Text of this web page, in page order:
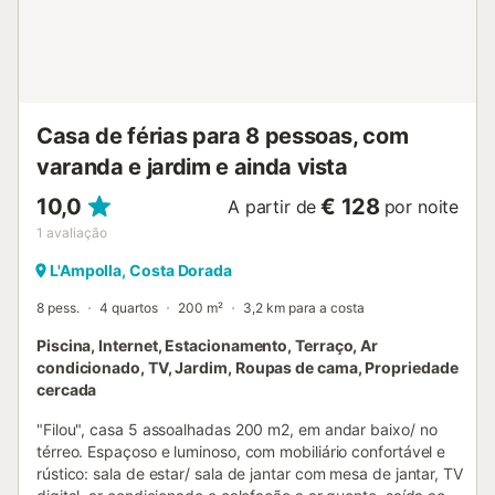
Casa de férias para 8 pessoas, com
varanda e jardim e ainda vista
10,0
1 avaliação
A partir de € 128 por noite
L'Ampolla, Costa Dorada
8 pess. 4 quartos 200 m² 3,2 km para a costa
Piscina, Internet, Estacionamento, Terraço, Ar
condicionado, TV, Jardim, Roupas de cama, Propriedade
cercada
"Filou", casa 5 assoalhadas 200 m2, em andar baixo/ no
térreo. Espaçoso e luminoso, com mobiliário confortável e
rústico: sala de estar/ sala de jantar com mesa de jantar, TV